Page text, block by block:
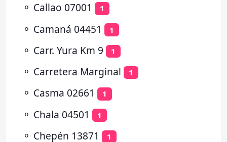
⚬ Callao 07001 1
⚬ Camaná 04451 1
⚬ Carr. Yura Km 9 1
⚬ Carretera Marginal 1
⚬ Casma 02661 1
⚬ Chala 04501 1
⚬ Chepén 13871 1